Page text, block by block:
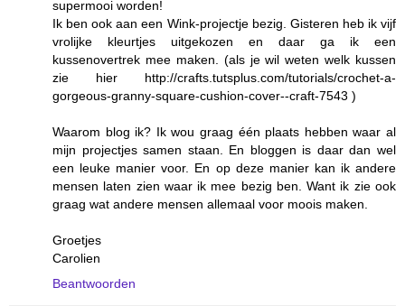
supermooi worden!
Ik ben ook aan een Wink-projectje bezig. Gisteren heb ik vijf
vrolijke kleurtjes uitgekozen en daar ga ik een
kussenovertrek mee maken. (als je wil weten welk kussen
zie hier http://crafts.tutsplus.com/tutorials/crochet-a-
gorgeous-granny-square-cushion-cover--craft-7543 )
Waarom blog ik? Ik wou graag één plaats hebben waar al
mijn projectjes samen staan. En bloggen is daar dan wel
een leuke manier voor. En op deze manier kan ik andere
mensen laten zien waar ik mee bezig ben. Want ik zie ook
graag wat andere mensen allemaal voor moois maken.
Groetjes
Carolien
Beantwoorden